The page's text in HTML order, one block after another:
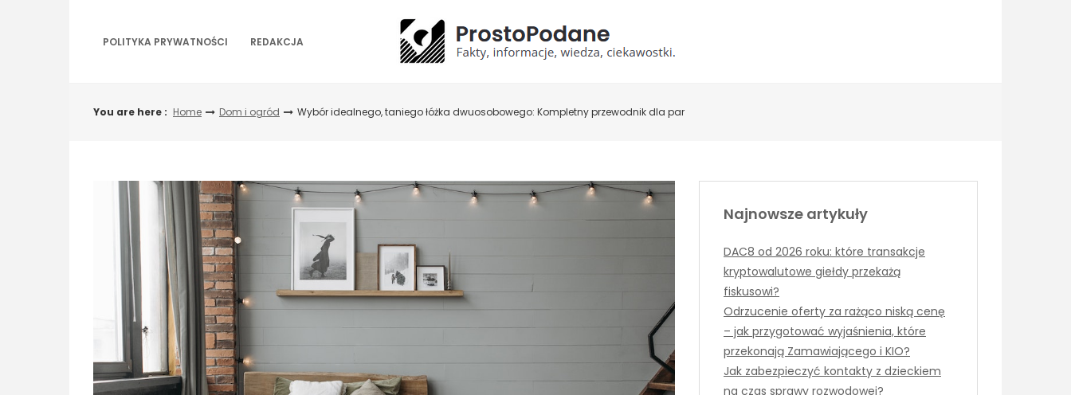
POLITYKA PRYWATNOŚCI REDAKCJA
You are here : Home Dom i ogród Wybór idealnego, taniego łóżka dwuosobowego: Kompletny przewodnik dla par
Najnowsze artykuły
DAC8 od 2026 roku: które transakcje
kryptowalutowe giełdy przekażą
fiskusowi?
Odrzucenie oferty za rażąco niską cenę
– jak przygotować wyjaśnienia, które
przekonają Zamawiającego i KIO?
Jak zabezpieczyć kontakty z dzieckiem
na czas sprawy rozwodowej?